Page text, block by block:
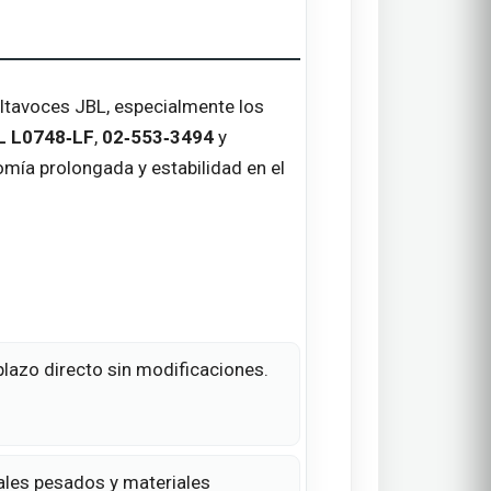
JBL, especialmente los
L0748‑LF, 02‑553‑3494 y
prolongada y estabilidad en el
directo sin modificaciones.
pesados y materiales